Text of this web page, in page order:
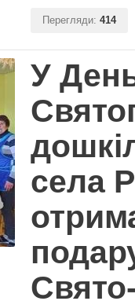
Перегляди: 414
У
села